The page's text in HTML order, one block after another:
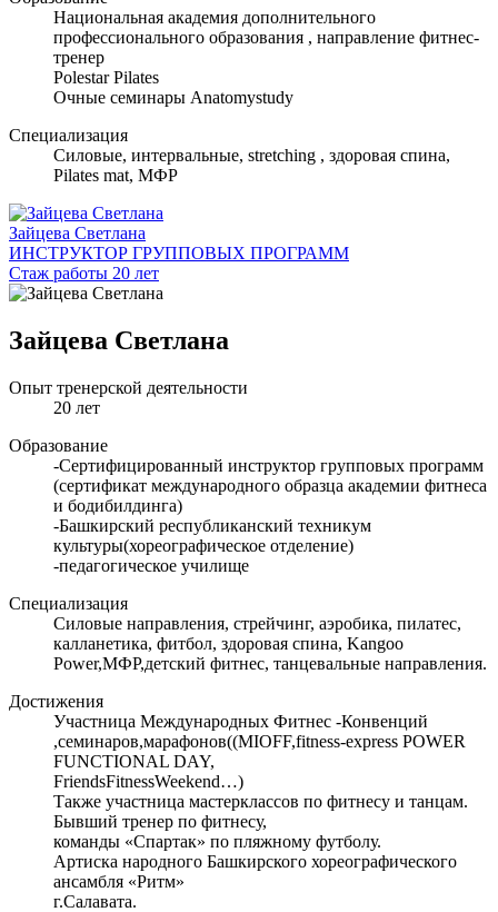
Национальная академия дополнительного
профессионального образования , направление фитнес-
тренер
Polestar Pilates
Очные семинары Anatomystudy
Специализация
Cиловые, интервальные, stretching , здоровая спина,
Pilates mat, МФР
Зайцева Светлана
ИНСТРУКТОР ГРУППОВЫХ ПРОГРАММ
Стаж работы 20 лет
Зайцева Светлана
Опыт тренерской деятельности
20 лет
Образование
-Сертифицированный инструктор групповых программ
(сертификат международного образца академии фитнеса
и бодибилдинга)
-Башкирский республиканский техникум
культуры(хореографическое отделение)
-педагогическое училище
Специализация
Силовые направления, стрейчинг, аэробика, пилатес,
калланетика, фитбол, здоровая спина, Kangoo
Power,МФР,детский фитнес, танцевальные направления.
Достижения
Участница Международных Фитнес -Конвенций
,семинаров,марафонов((MIOFF,fitness-express POWER
FUNCTIONAL DAY,
FriendsFitnessWeekend…)
Также участница мастерклассов по фитнесу и танцам.
Бывший тренер по фитнесу,
команды «Спартак» по пляжному футболу.
Артиска народного Башкирского хореографического
ансамбля «Ритм»
г.Салавата.